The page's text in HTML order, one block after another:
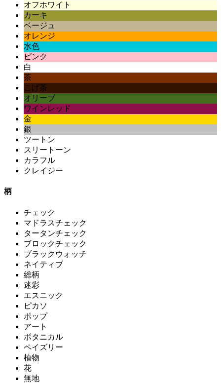
オフホワイト
カーキ
ベージュ
オレンジ
水色
ピンク
白
茶
こげ茶
オリーブ
ワインレッド
金
銀
ツートン
スリートーン
カラフル
クレイジー
柄
チェック
マドラスチェック
タータンチェック
ブロックチェック
ブラックウォッチ
ネイティブ
総柄
迷彩
エスニック
ピカソ
ポップ
アート
ボタニカル
ペイズリー
植物
花
無地